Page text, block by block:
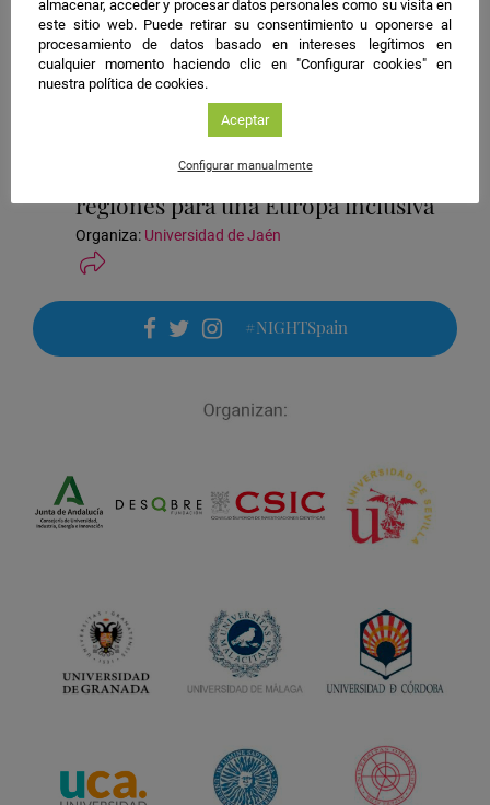
Jaén
Taller
actividad
NEOLAiA: Transformando las
regiones para una Europa inclusiva
Organiza: Universidad de Jaén
facebook
twitter
instagram
#NIGHTSpain
almacenar, acceder y procesar datos personales como su visita en
este sitio web. Puede retirar su consentimiento u oponerse al
procesamiento de datos basado en intereses legítimos en
cualquier momento haciendo clic en "Configurar cookies" en
nuestra política de cookies.
Aceptar
Configurar manualmente